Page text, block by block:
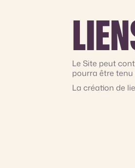
Le Site peut
pourra être
La création de